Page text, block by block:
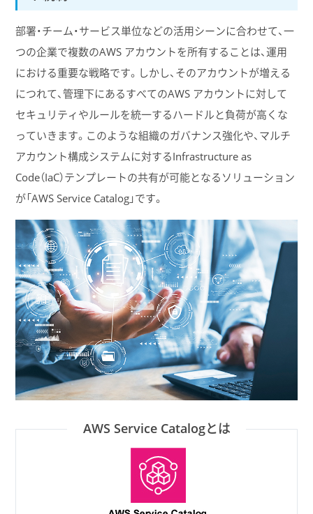
部署・チーム・サービス単位などの活用シーンに合わせて、一
つの企業で複数のAWS アカウントを所有することは、運用
における重要な戦略です。しかし、そのアカウントが増える
につれて、管理下にあるすべてのAWS アカウントに対して
セキュリティやルールを統一するハードルと負荷が高くな
っていきます。このような組織のガバナンス強化や、マルチ
アカウント構成システムに対するInfrastructure as
Code（IaC）テンプレートの共有が可能となるソリューション
が「AWS Service Catalog」です。
AWS Service Catalogとは